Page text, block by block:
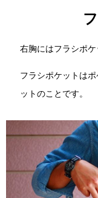
右胸にはフラシポケ
フラシポケットは
ットのことです。